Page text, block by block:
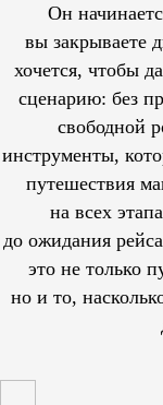
Он
вы закрываете
хочется, чтобы
сценарию: без
свободной
инструменты,
путешествия
на всех
до ожидания
это не только
но и то,